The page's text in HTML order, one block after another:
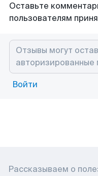
Оставьте
пользователям
Войти
Рассказываем о